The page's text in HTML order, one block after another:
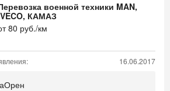
военной техники MAN,
КАМАЗ
80 руб./км
16.06.2017